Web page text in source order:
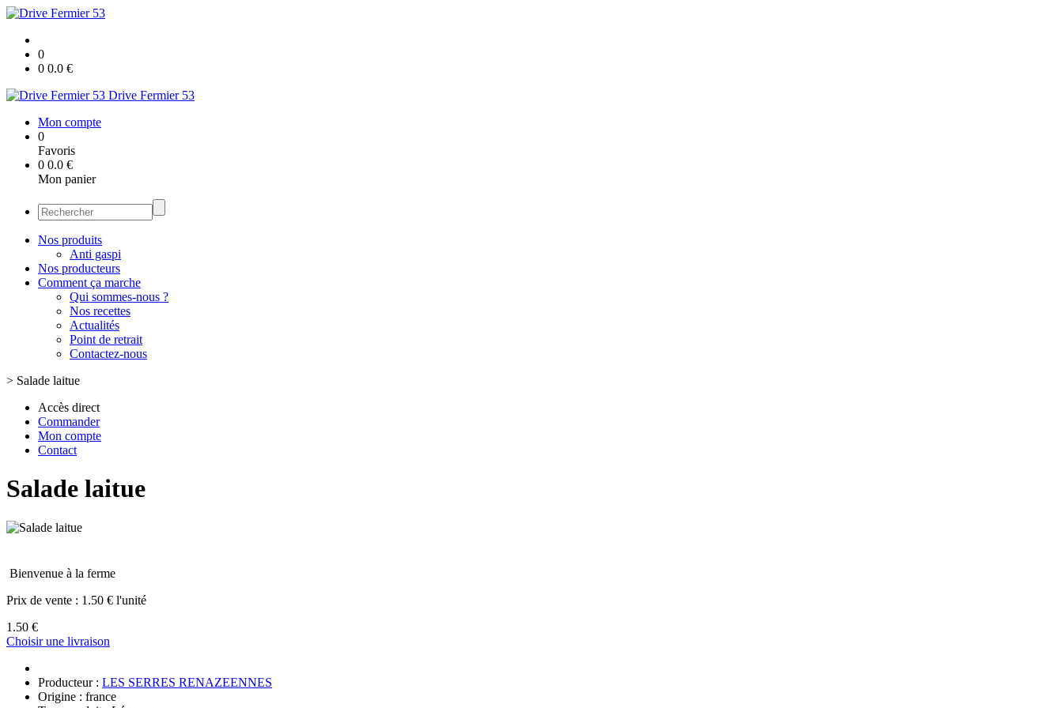
0
0 0.0 €
Drive Fermier 53
Mon compte
0
Favoris
0 0.0 €
Mon panier
Nos produits
Anti gaspi
Nos producteurs
Comment ça marche
Qui sommes-nous ?
Nos recettes
Actualités
Point de retrait
Contactez-nous
> Salade laitue
Accès direct
Commander
Mon compte
Contact
Salade laitue
Bienvenue à la ferme
Prix de vente : 1.50 € l'unité
1.50 €
Choisir une livraison
Producteur : LES SERRES RENAZEENNES
Origine : france